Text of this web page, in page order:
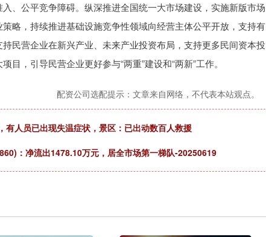
公平竞争障碍。纵深推进全国统一大市场建设，实施新版市场
略，持续推进基础设施竞争性领域向经营主体公平开放，支持有
民营企业在新兴产业、未来产业投资布局，支持更多民间资本投
，引导民营企业更好参与“两重”建设和“两新”工作。
配资公司选配提示：文章来自网络，不代表本站观点。
人员已出现失温症状，景区：已出动数百人救援
：净流出1478.10万元，居全市场第一梯队-20250619